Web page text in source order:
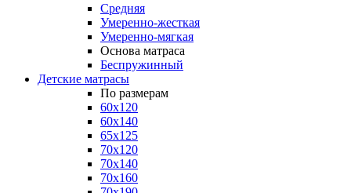
Средняя
Умеренно-жесткая
Умеренно-мягкая
Основа матраса
Беспружинный
Детские матрасы
По размерам
60x120
60x140
65x125
70x120
70x140
70x160